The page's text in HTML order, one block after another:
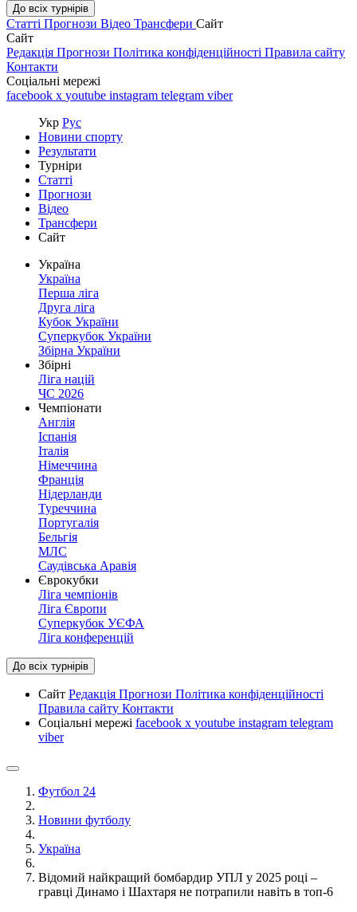
До всіх турнірів
Статті Прогнози Відео Трансфери Сайт
Сайт
Редакція Прогнози Політика конфіденційності Правила сайту
Контакти
Соціальні мережі
facebook x youtube instagram telegram viber
Укр Рус
Новини спорту
Результати
Турніри
Статті
Прогнози
Відео
Трансфери
Сайт
Україна
Україна
Перша ліга
Друга ліга
Кубок України
Суперкубок України
Збірна України
Збірні
Ліга націй
ЧС 2026
Чемпіонати
Англія
Іспанія
Італія
Німеччина
Франція
Нідерланди
Туреччина
Португалія
Бельгія
МЛС
Саудівська Аравія
Єврокубки
Ліга чемпіонів
Ліга Європи
Суперкубок УЄФА
Ліга конференцій
До всіх турнірів
Сайт Редакція Прогнози Політика конфіденційності
Правила сайту Контакти
Соціальні мережі facebook x youtube instagram telegram
viber
Футбол 24
Новини футболу
Україна
Відомий найкращий бомбардир УПЛ у 2025 році –
гравці Динамо і Шахтаря не потрапили навіть в топ-6